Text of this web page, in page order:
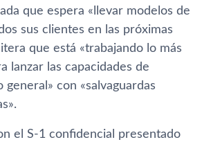
que espera «llevar modelos de
sus clientes en las próximas
que está «trabajando lo más
lanzar las capacidades de
general» con «salvaguardas
el S-1 confidencial presentado